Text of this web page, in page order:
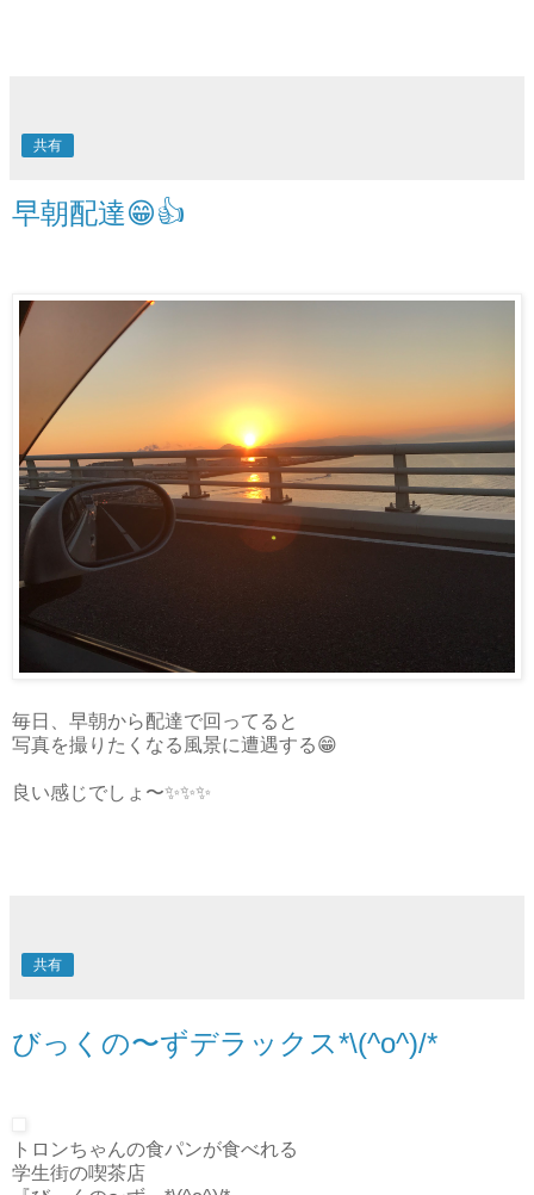
共有
早朝配達😁👍
毎日、早朝から配達で回ってると
写真を撮りたくなる風景に遭遇する😁
良い感じでしょ〜✨✨✨
共有
びっくの〜ずデラックス*\(^o^)/*
トロンちゃんの食パンが食べれる
学生街の喫茶店